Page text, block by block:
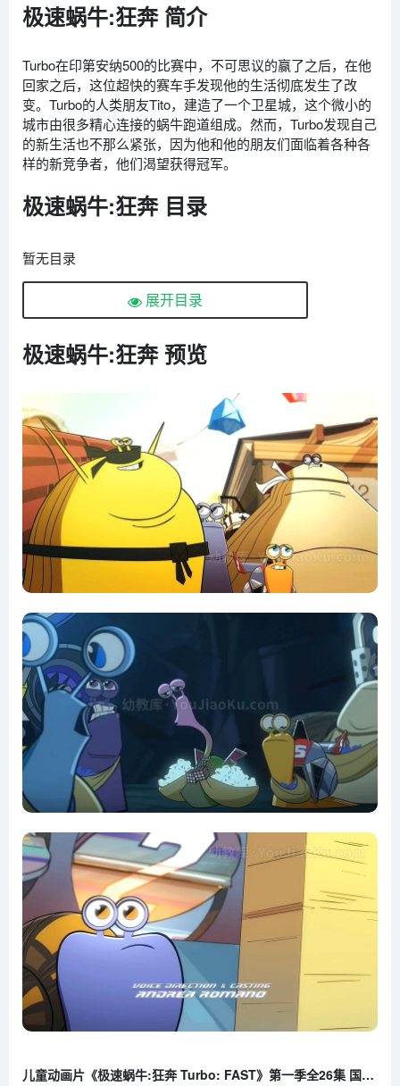
极速蜗牛:狂奔 简介
Turbo在印第安纳500的比赛中，不可思议的赢了之后，在他
回家之后，这位超快的赛车手发现他的生活彻底发生了改
变。Turbo的人类朋友Tito，建造了一个卫星城，这个微小的
城市由很多精心连接的蜗牛跑道组成。然而，Turbo发现自己
的新生活也不那么紧张，因为他和他的朋友们面临着各种各
样的新竞争者，他们渴望获得冠军。
极速蜗牛:狂奔 目录
暂无目录
展开目录
极速蜗牛:狂奔 预览
儿童动画片《极速蜗牛:狂奔 Turbo: FAST》第一季全26集 国语版26集+英语版26集 720P/MP4/9.31G 百度云网盘下载